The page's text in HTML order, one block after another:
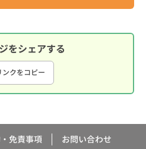
をシェアする
ンクをコピー
免責事項 お問い合わせ